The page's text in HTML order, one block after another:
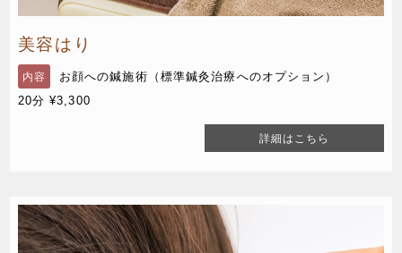
美容はり
内容
お顔への鍼施術（標準鍼灸治療へのオプション）
20分 ¥3,300
詳細はこちら